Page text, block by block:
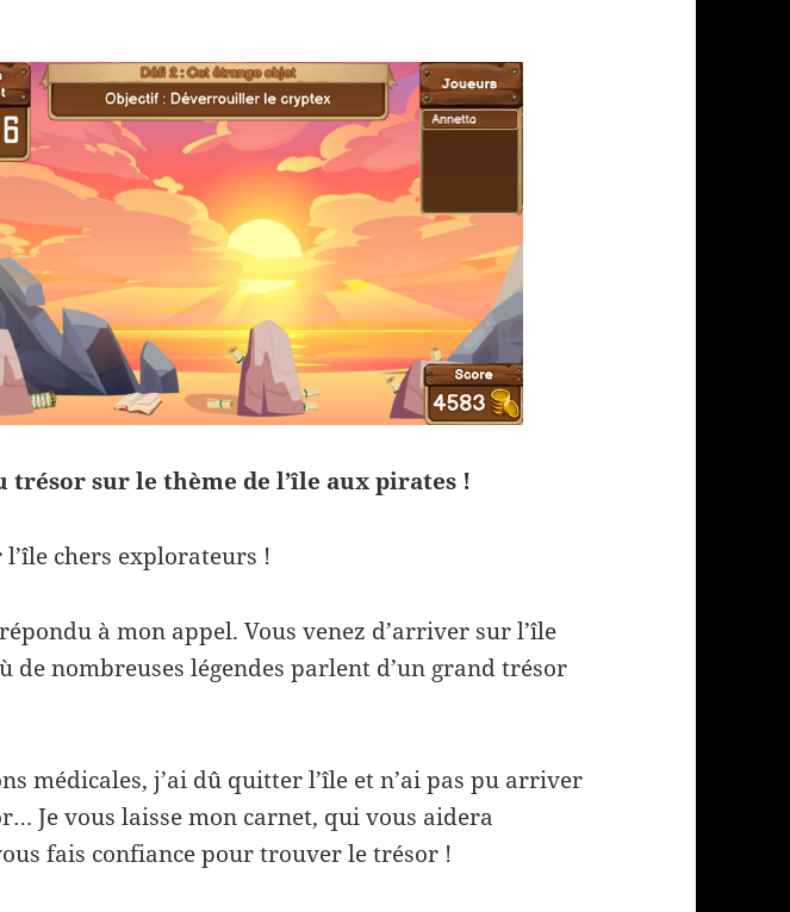
trésor sur le thème de l’île aux pirates !
chers explorateurs !
à mon appel. Vous venez d’arriver sur l’île
de nombreuses légendes parlent d’un grand trésor
médicales, j’ai dû quitter l’île et n’ai pas pu arriver
Je vous laisse mon carnet, qui vous aidera
fais confiance pour trouver le trésor !